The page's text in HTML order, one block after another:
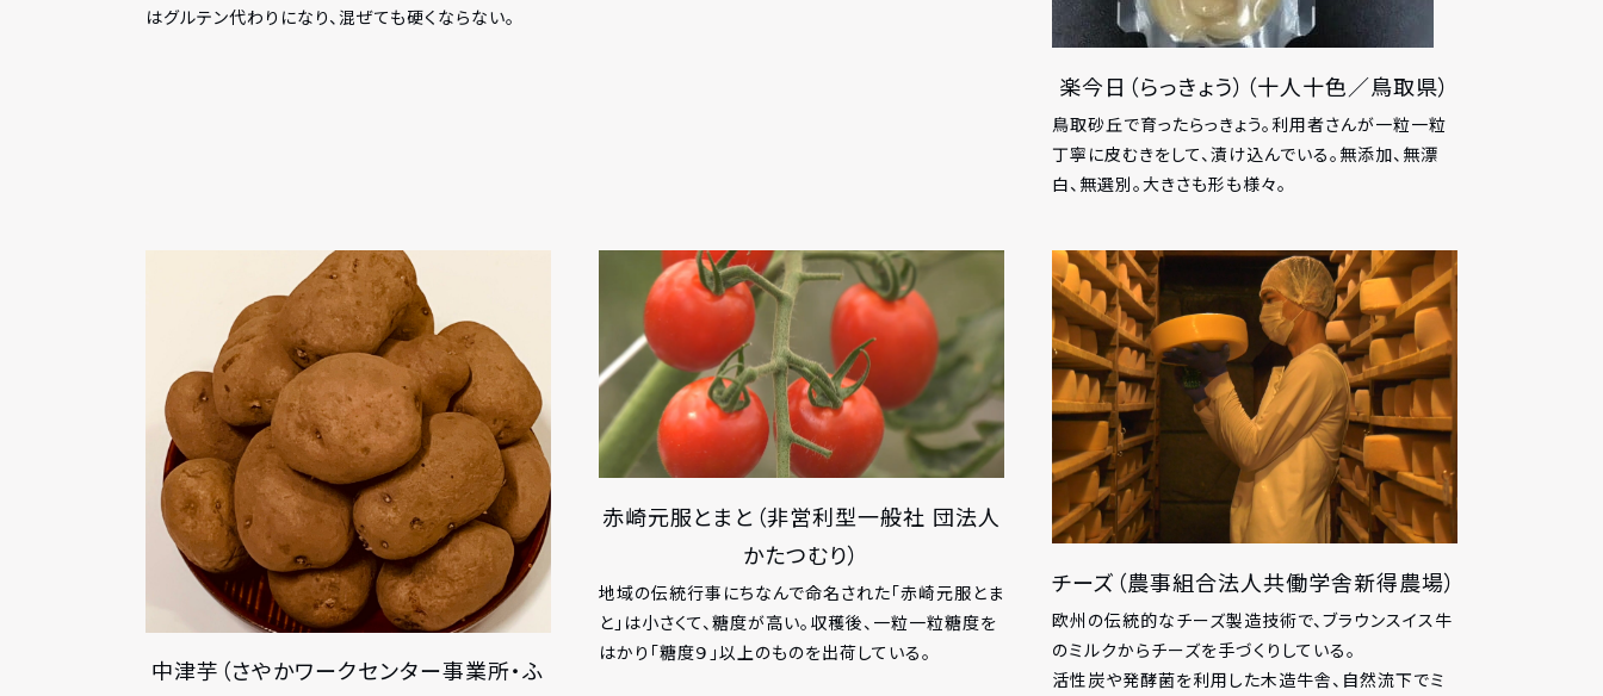
はグルテン代わりになり、混ぜても硬くならない。
楽今日（らっきょう）（十人十色／鳥取県）
鳥取砂丘で育ったらっきょう。利用者さんが一粒一粒
丁寧に皮むきをして、漬け込んでいる。無添加、無漂
白、無選別。大きさも形も様々。
中津芋（さやかワークセンター事業所・ふ
赤崎元服とまと（非営利型一般社 団法人
かたつむり）
地域の伝統行事にちなんで命名された「赤崎元服とま
と」は小さくて、糖度が高い。収穫後、一粒一粒糖度を
はかり「糖度９」以上のものを出荷している。
チーズ（農事組合法人共働学舎新得農場）
欧州の伝統的なチーズ製造技術で、ブラウンスイス牛
のミルクからチーズを手づくりしている。
活性炭や発酵菌を利用した木造牛舎、自然流下でミ